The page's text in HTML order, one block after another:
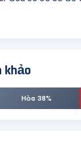
khảo
Hòa 38%